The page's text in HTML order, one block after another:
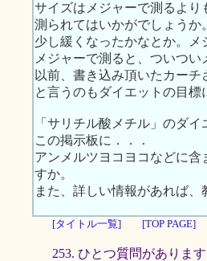
サイズはメジャーで測るよ
測られてはいかがでしょうか。
少し緩くなったかなとか。
メジャーで測ると、ついつ
以前、書き込み頂いたカー
と言うのもダイエットの目標
「サリチル酸メチル」のダ
この掲示板に．．．
アンメルツヨコヨコなどに
すか。
また、詳しい情報があれば、
[タイトル一覧] [TOP PAGE]
253. ひとつ質問があります